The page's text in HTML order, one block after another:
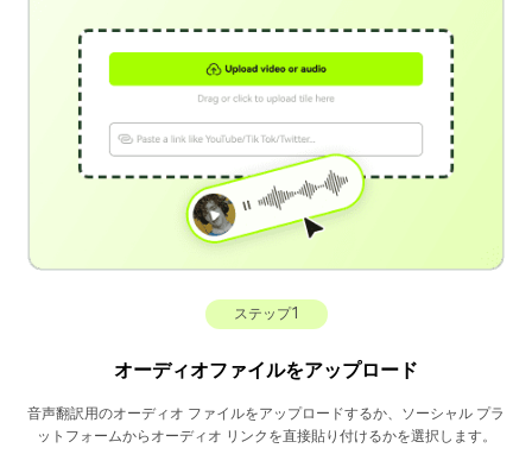
ステップ1
オーディオファイルをアップロード
音声翻訳用のオーディオ ファイルをアップロードするか、ソーシャル プラ
ットフォームからオーディオ リンクを直接貼り付けるかを選択します。